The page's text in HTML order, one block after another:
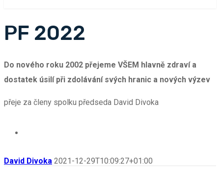
PF 2022
Do nového roku 2002 přejeme VŠEM hlavně zdraví a
dostatek úsilí při zdolávání svých hranic a nových výzev
přeje za členy spolku předseda David Divoka
David Divoka 2021-12-29T10:09:27+01:00